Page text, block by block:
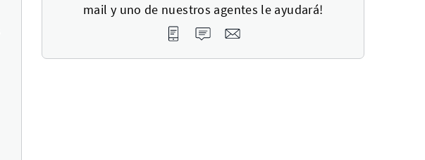
mail y uno de nuestros agentes le ayudará!